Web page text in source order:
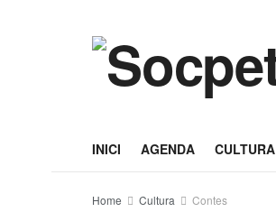
INICI AGENDA CULTURA
Home Cultura Contes